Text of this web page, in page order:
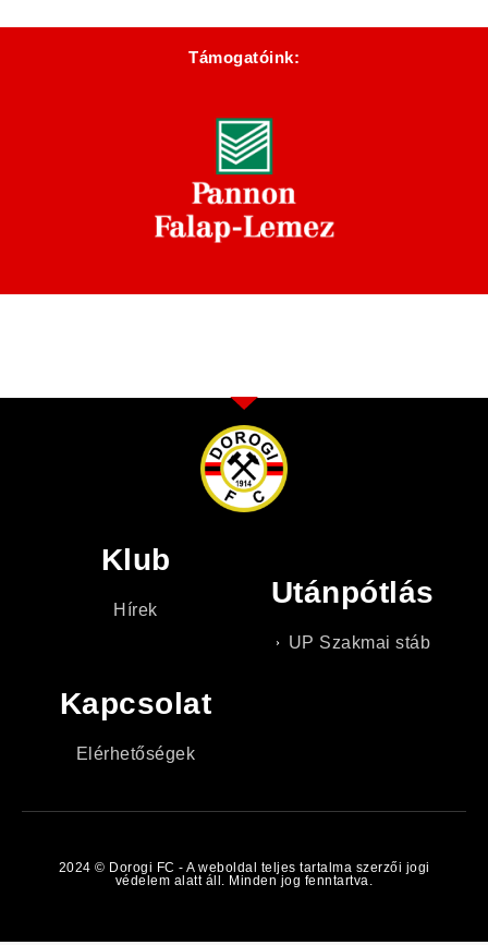
Támogatóink:
Klub
Hírek
Utánpótlás
UP Szakmai stáb
Kapcsolat
Elérhetőségek
2024 © Dorogi FC - A weboldal teljes tartalma szerzői jogi
védelem alatt áll. Minden jog fenntartva.